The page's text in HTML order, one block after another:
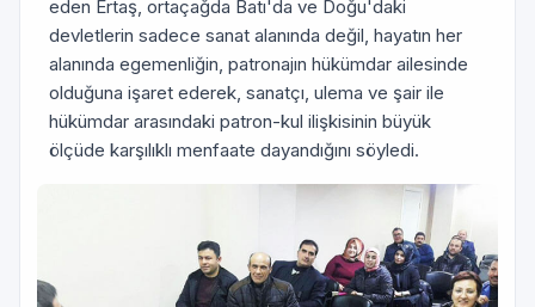
eden Ertaş, ortaçağda Batı'da ve Doğu'daki
devletlerin sadece sanat alanında değil, hayatın her
alanında egemenliğin, patronajın hükümdar ailesinde
olduğuna işaret ederek, sanatçı, ulema ve şair ile
hükümdar arasındaki patron-kul ilişkisinin büyük
ölçüde karşılıklı menfaate dayandığını söyledi.